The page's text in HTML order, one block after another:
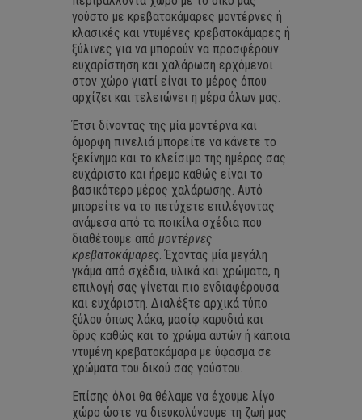
γούστο με κρεβατοκάμαρες μοντέρνες ή
κλασικές και ντυμένες κρεβατοκάμαρες ή
ξύλινες για να μπορούν να προσφέρουν
ευχαρίστηση και χαλάρωση ερχόμενοι
στον χώρο γιατί είναι το μέρος όπου
αρχίζει και τελειώνει η μέρα όλων μας.
Έτσι δίνοντας της μία μοντέρνα και
όμορφη πινελιά μπορείτε να κάνετε το
ξεκίνημα και το κλείσιμο της ημέρας σας
ευχάριστο και ήρεμο καθώς είναι το
βασικότερο μέρος χαλάρωσης. Αυτό
μπορείτε να το πετύχετε επιλέγοντας
ανάμεσα από τα ποικίλα σχέδια που
διαθέτουμε από μοντέρνες
κρεβατοκάμαρες. Έχοντας μία μεγάλη
γκάμα από σχέδια, υλικά και χρώματα, η
επιλογή σας γίνεται πιο ενδιαφέρουσα
και ευχάριστη. Διαλέξτε αρχικά τύπο
ξύλου όπως λάκα, μασίφ καρυδιά και
δρυς καθώς και το χρώμα αυτών ή κάποια
ντυμένη κρεβατοκάμαρα με ύφασμα σε
χρώματα του δικού σας γούστου.
Επίσης όλοι θα θέλαμε να έχουμε λίγο
χώρο ώστε να διευκολύνουμε τη ζωή μας